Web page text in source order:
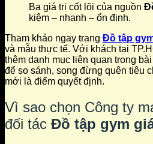
Ba giá trị cốt lõi của nguồn
kiệm – nhanh – ổn định.
Tham khảo ngay trang Đồ tập
và mẫu thực tế. Với khách tại
thêm danh mục liên quan trong
để so sánh, song đừng quên tiêu
mới là điểm quyết định.
Vì sao chọn Công ty
đối tác Đồ tập gym